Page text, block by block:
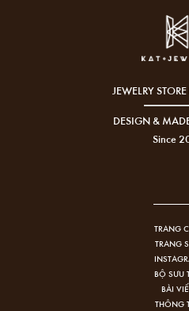
JEWELRY
DESIGN &
Since
TRANG
TRANG
BỘ SƯU
BÀI
THÔNG